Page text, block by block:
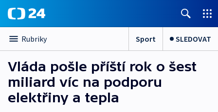
Rubriky Sport SLEDOVAT
Vláda pošle příští rok o šest
miliard víc na podporu
elektřiny a tepla